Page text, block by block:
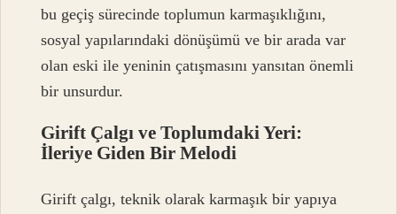
bu geçiş sürecinde toplumun karmaşıklığını,
sosyal yapılarındaki dönüşümü ve bir arada var
olan eski ile yeninin çatışmasını yansıtan önemli
bir unsurdur.
Girift Çalgı ve Toplumdaki Yeri:
İleriye Giden Bir Melodi
Girift çalgı, teknik olarak karmaşık bir yapıya